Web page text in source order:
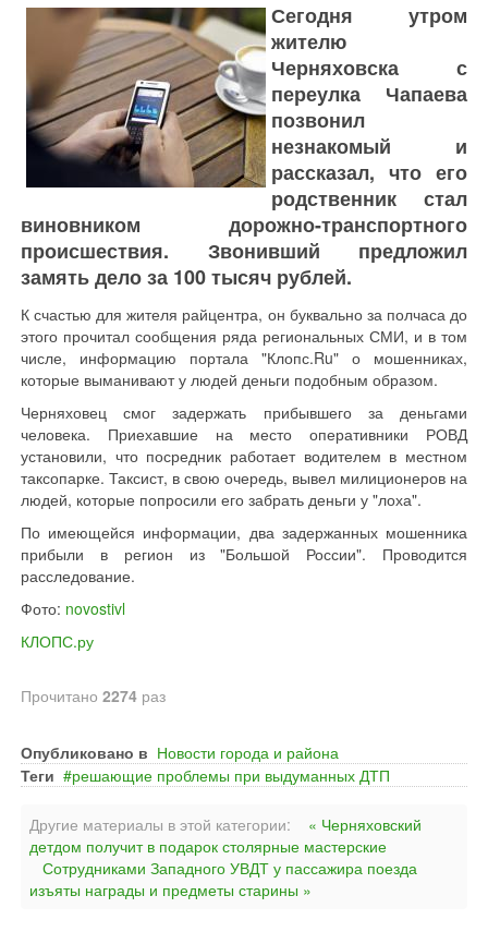
Сегодня утром
жителю
Черняховска с
переулка Чапаева
позвонил
незнакомый и
рассказал, что его
родственник стал
виновником дорожно-транспортного
происшествия. Звонивший предложил
замять дело за 100 тысяч рублей.
К счастью для жителя райцентра, он буквально за полчаса до
этого прочитал сообщения ряда региональных СМИ, и в том
числе, информацию портала "Клопс.Ru" о мошенниках,
которые выманивают у людей деньги подобным образом.
Черняховец смог задержать прибывшего за деньгами
человека. Приехавшие на место оперативники РОВД
установили, что посредник работает водителем в местном
таксопарке. Таксист, в свою очередь, вывел милиционеров на
людей, которые попросили его забрать деньги у "лоха".
По имеющейся информации, два задержанных мошенника
прибыли в регион из "Большой России". Проводится
расследование.
Фото: novostivl
КЛОПС.ру
Прочитано 2274 раз
Опубликовано в Новости города и района
Теги
решающие проблемы при выдуманных ДТП
Другие материалы в этой категории:
« Черняховский
детдом получит в подарок столярные мастерские
Сотрудниками Западного УВДТ у пассажира поезда
изъяты награды и предметы старины »